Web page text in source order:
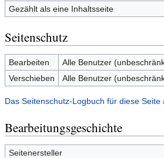
Gezählt als eine Inhaltsseite
Seitenschutz
Bearbeiten
Alle Benutzer
Verschieben
Alle Benutzer
Das Seitenschutz-Logbuch für diese Seite
Bearbeitungsgeschichte
Seitenersteller